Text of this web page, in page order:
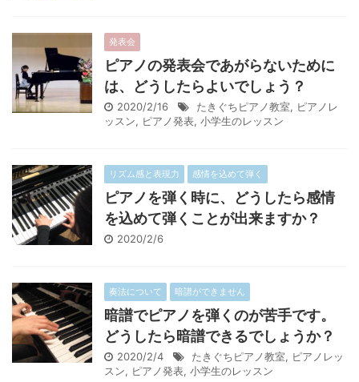
発表会
ピアノの発表会であがらないために
は、どうしたらよいでしょう？
2020/2/16 たきぐちピアノ教室, ピアノレ
ッスン, ピアノ発表, 小学生のレッスン
リズム感と表現力 感情を込めて弾く
ピアノを弾く時に、どうしたら感情
を込めて弾くことが出来ますか？
2020/2/6
奏法について 暗譜ができません
暗譜でピアノを弾くのが苦手です。
どうしたら暗譜できるでしょうか？
2020/2/4 たきぐちピアノ教室, ピアノレッ
スン, ピアノ発表, 小学生のレッスン